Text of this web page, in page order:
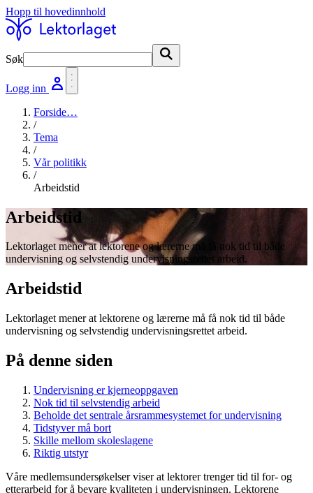
Hopp til hovedinnhold
Søk
Logg inn
Forside…
/
Tema
/
Vår politikk
/
Arbeidstid
Arbeidstid
Lektorlaget mener at lektorene og lærerne må få nok tid til både
undervisning og selvstendig undervisningsrettet arbeid.
Arbeidstid
Lektorlaget mener at lektorene og lærerne må få nok tid til både
undervisning og selvstendig undervisningsrettet arbeid.
På denne siden
Undervisning er kjerneoppgaven
Nok tid til selvstendig arbeid
Beholde det sentrale årsrammesystemet for undervisning
Tidstyver må bort
Skille mellom skoleslagene
Riktig utstyr
Våre medlemsundersøkelser viser at lektorer trenger tid til for- og
etterarbeid for å bevare kvaliteten i undervisningen. Lektorene